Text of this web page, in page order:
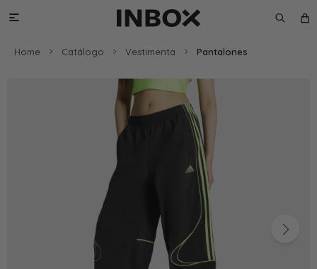

Home Catálogo Vestimenta Pantalones